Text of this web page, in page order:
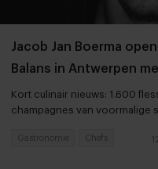
Jacob Jan Boerma
Balans in Antwerpen
Diepersloot en Sasha
Kort culinair nieuws: 1.600
champagnes van voormalige
Gastronomie Chefs